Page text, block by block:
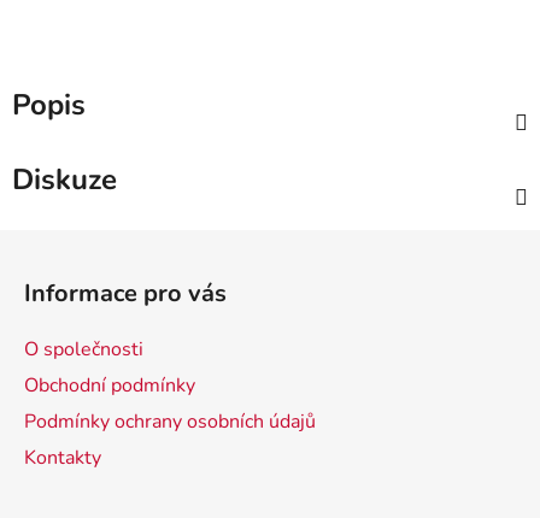
Popis
Diskuze
Informace pro vás
O společnosti
Obchodní podmínky
Podmínky ochrany osobních údajů
Kontakty